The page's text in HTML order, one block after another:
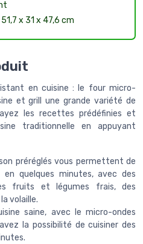
x 31 x 47,6 cm
en cuisine : le four micro-
et grill une grande variété de
les recettes prédéfinies et
traditionnelle en appuyant
préréglés vous permettent de
quelques minutes, avec des
fruits et légumes frais, des
volaille.
saine, avec le micro-ondes
la possibilité de cuisiner des